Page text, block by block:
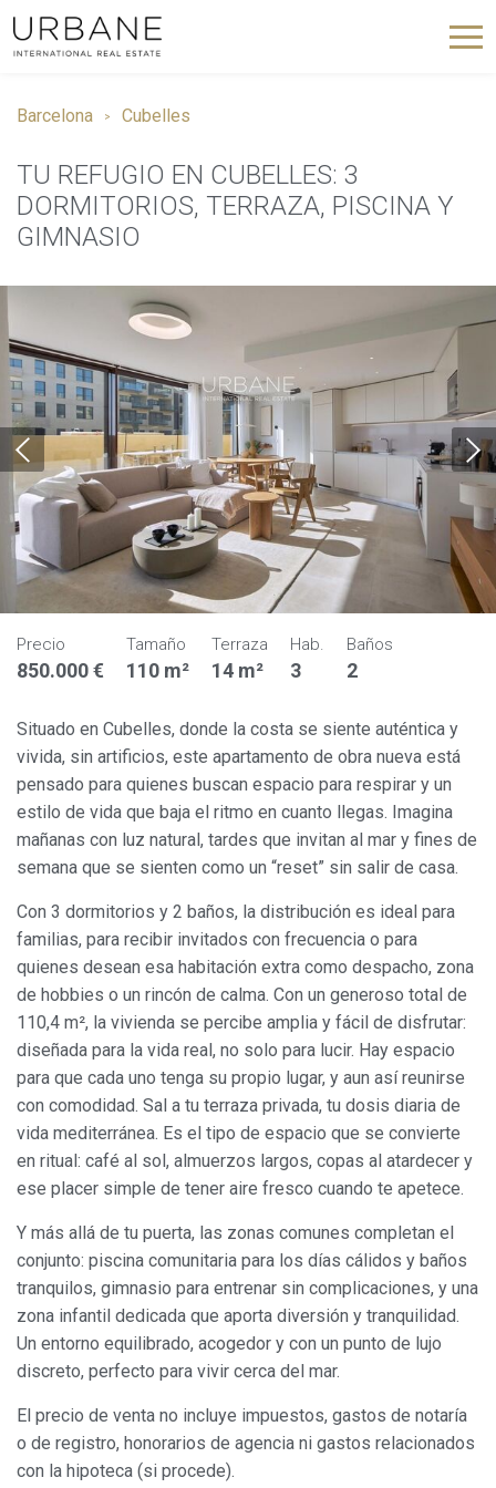
Barcelona Cubelles
TU REFUGIO EN CUBELLES: 3
DORMITORIOS, TERRAZA, PISCINA Y
GIMNASIO
Precio
850.000 €
Tamaño
110 m²
Terraza
14 m²
Hab.
3
Baños
2
Situado en Cubelles, donde la costa se siente auténtica y
vivida, sin artificios, este apartamento de obra nueva está
pensado para quienes buscan espacio para respirar y un
estilo de vida que baja el ritmo en cuanto llegas. Imagina
mañanas con luz natural, tardes que invitan al mar y fines de
semana que se sienten como un “reset” sin salir de casa.
Con 3 dormitorios y 2 baños, la distribución es ideal para
familias, para recibir invitados con frecuencia o para
quienes desean esa habitación extra como despacho, zona
de hobbies o un rincón de calma. Con un generoso total de
110,4 m², la vivienda se percibe amplia y fácil de disfrutar:
diseñada para la vida real, no solo para lucir. Hay espacio
para que cada uno tenga su propio lugar, y aun así reunirse
con comodidad. Sal a tu terraza privada, tu dosis diaria de
vida mediterránea. Es el tipo de espacio que se convierte
en ritual: café al sol, almuerzos largos, copas al atardecer y
ese placer simple de tener aire fresco cuando te apetece.
Y más allá de tu puerta, las zonas comunes completan el
conjunto: piscina comunitaria para los días cálidos y baños
tranquilos, gimnasio para entrenar sin complicaciones, y una
zona infantil dedicada que aporta diversión y tranquilidad.
Un entorno equilibrado, acogedor y con un punto de lujo
discreto, perfecto para vivir cerca del mar.
El precio de venta no incluye impuestos, gastos de notaría
o de registro, honorarios de agencia ni gastos relacionados
con la hipoteca (si procede).
Modificar cookies
Técnicas y funcionales
Siempre activas
Este sitio web utiliza Cookies propias para recopilar
información con la finalidad de mejorar nuestros servicios.
Si continua navegando, supone la aceptación de la
de configurar su navegador pudiendo, si así lo desea,
impedir que sean instaladas en su disco duro, aunque
deberá tener en cuenta que dicha acción podrá ocasionar
dificultades de navegación de la página web.